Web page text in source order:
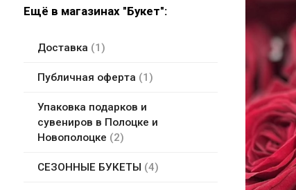
Ещё в магазинах "Букет":
Доставка 1
Публичная оферта 1
Упаковка подарков и
сувениров в Полоцке и
Новополоцке
2
СЕЗОННЫЕ БУКЕТЫ 4